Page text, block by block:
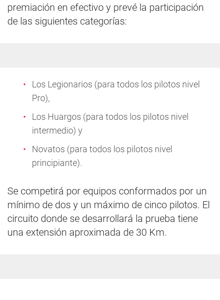
premiación en efectivo y prevé la participación
de las siguientes categorías:
Los Legionarios (para todos los pilotos nivel
Pro),
Los Huargos (para todos los pilotos nivel
intermedio) y
Novatos (para todos los pilotos nivel
principiante).
Se competirá por equipos conformados por un
mínimo de dos y un máximo de cinco pilotos. El
circuito donde se desarrollará la prueba tiene
una extensión aproximada de 30 Km.